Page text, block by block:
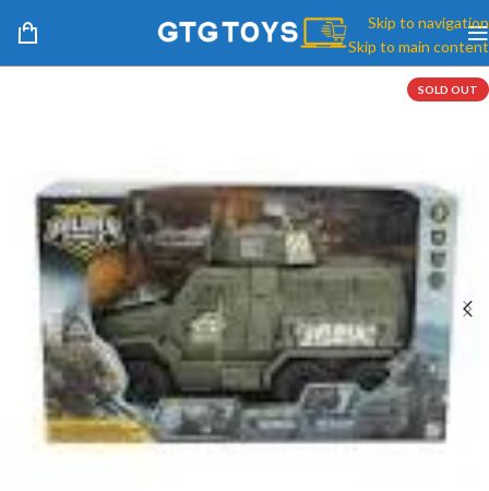
Skip to navigation
Skip to main content
SOLD OUT